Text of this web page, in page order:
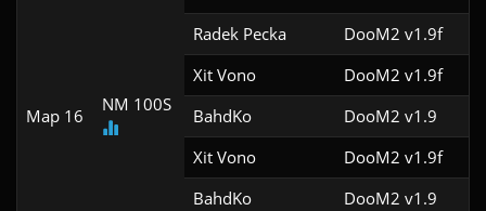
Map 16
NM 100S
Radek Pecka
DooM2 v1.9f
Xit Vono
DooM2 v1.9f
BahdKo
DooM2 v1.9
Xit Vono
DooM2 v1.9f
BahdKo
DooM2 v1.9